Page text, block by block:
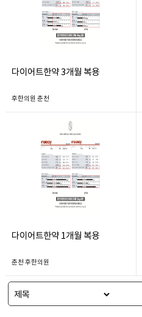
다이어트한약 3개월 복용
후한의원 춘천
다이어트한약 1개월 복용
춘천 후한의원